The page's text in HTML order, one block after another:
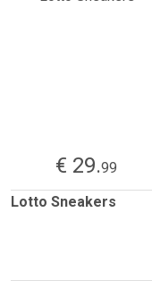
€ 29.99
Lotto Sneakers